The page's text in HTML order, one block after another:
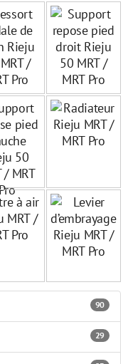
90
29